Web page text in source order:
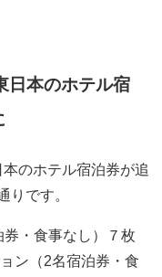
日本のホテル宿
のホテル宿泊券が追
りです。
・食事なし）７枚
ン（2名宿泊券・食